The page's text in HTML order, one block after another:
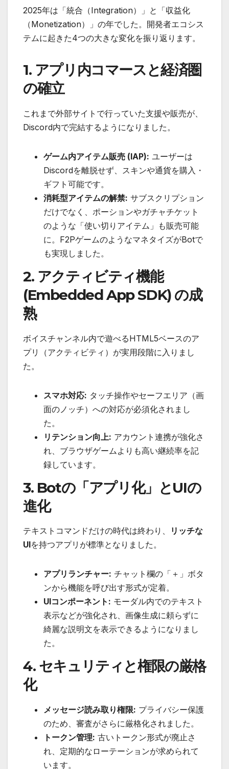
2025年は「統合（Integration）」と「収益化
（Monetization）」の年でした。開発者エコシス
テムに起きた4つの大きな変化を振り返ります。
1. アプリ内コマースと経済圏
の確立
これまで外部サイトで行っていた支援や販売が、
Discord内で完結するようになりました。
ゲーム内アイテム販売 (IAP): ユーザーは
Discordを離脱せず、スキンや通貨を購入・
ギフト可能です。
消耗型アイテムの解禁: サブスクリプション
だけでなく、ポーションやガチャチケット
のような「使い切りアイテム」も販売可能
に。F2PゲームのようなマネタイズがBotで
も実現しました。
2. アクティビティ機能
(Embedded App SDK) の成
熟
ボイスチャンネル内で遊べるHTML5ベースのア
プリ（アクティビティ）が実用段階に入りまし
た。
スマホ対応: タッチ操作やセーフエリア（画
面のノッチ）への対応が必須化されまし
た。
リテンション向上: アカウント連携が強化さ
れ、ブラウザゲームよりも高い継続率を記
録しています。
3. Botの「アプリ化」とUIの
進化
テキストコマンドだけの時代は終わり、
リッチな
UIを持つアプリが標準となりました。
アプリランチャー: チャット欄の「＋」ボタ
ンから機能を呼び出す形式が定着。
UIコンポーネント: モーダル内でのテキスト
表示などが強化され、画像生成に頼らずに
綺麗な説明文を表示できるようになりまし
た。
4. セキュリティと権限の厳格
化
メッセージ読み取り権限: プライバシー保護
のため、審査がさらに厳格化されました。
トークン管理: 古いトークン形式が廃止さ
れ、定期的なローテーションが求められて
います。